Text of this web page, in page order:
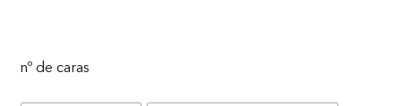
nº de caras